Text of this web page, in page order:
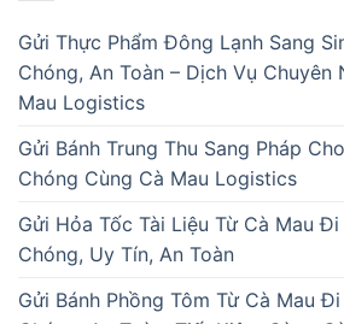
Gửi Thực Phẩm Đông Lạnh Sang
Chóng, An Toàn – Dịch Vụ Chuyên
Mau Logistics
Gửi Bánh Trung Thu Sang Pháp
Chóng Cùng Cà Mau Logistics
Gửi Hỏa Tốc Tài Liệu Từ Cà Mau
Chóng, Uy Tín, An Toàn
Gửi Bánh Phồng Tôm Từ Cà Mau